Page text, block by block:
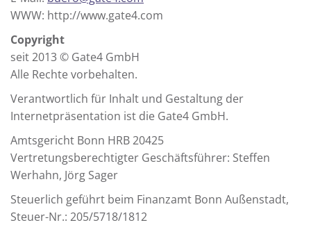
WWW: http://www.gate4.com
Copyright
seit 2013 © Gate4 GmbH
Alle Rechte vorbehalten.
Verantwortlich für Inhalt und Gestaltung der
Internetpräsentation ist die Gate4 GmbH.
Amtsgericht Bonn HRB 20425
Vertretungsberechtigter Geschäftsführer: Steffen
Werhahn, Jörg Sager
Steuerlich geführt beim Finanzamt Bonn Außenstadt,
Steuer-Nr.: 205/5718/1812